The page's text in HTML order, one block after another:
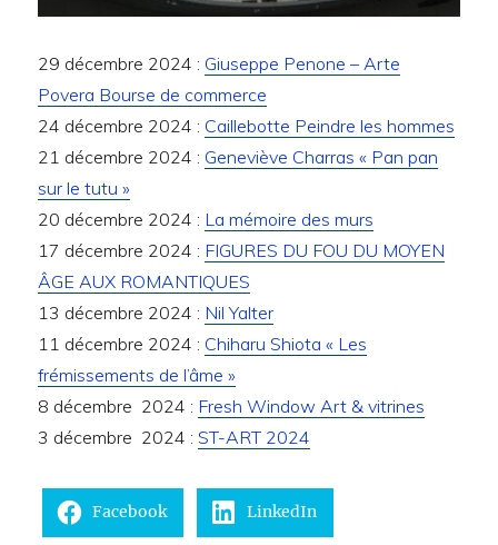
29 décembre 2024 : Giuseppe Penone – Arte
Povera Bourse de commerce
24 décembre 2024 : Caillebotte Peindre les hommes
21 décembre 2024 : Geneviève Charras « Pan pan
sur le tutu »
20 décembre 2024 : La mémoire des murs
17 décembre 2024 : FIGURES DU FOU DU MOYEN
ÂGE AUX ROMANTIQUES
13 décembre 2024 : Nil Yalter
11 décembre 2024 : Chiharu Shiota « Les
frémissements de l’âme »
8 décembre 2024 : Fresh Window Art & vitrines
3 décembre 2024 :ST-ART 2024
Facebook LinkedIn